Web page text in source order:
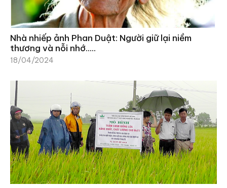
Nhà nhiếp ảnh Phan Duật: Người giữ lại niềm
thương và nỗi nhớ…..
18/04/2024